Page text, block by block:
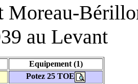
Moreau-
au Levant
Equipement (1)
Potez 25 TOE